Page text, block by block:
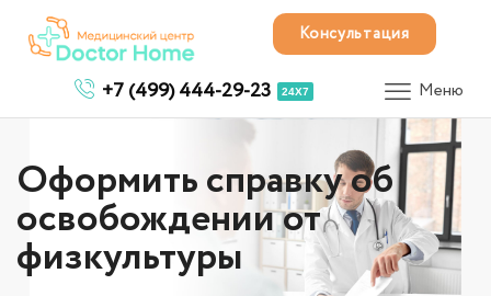
Консультация
+7 (499) 444-29-23 24X7 Меню
Оформить справку об
освобождении от
физкультуры